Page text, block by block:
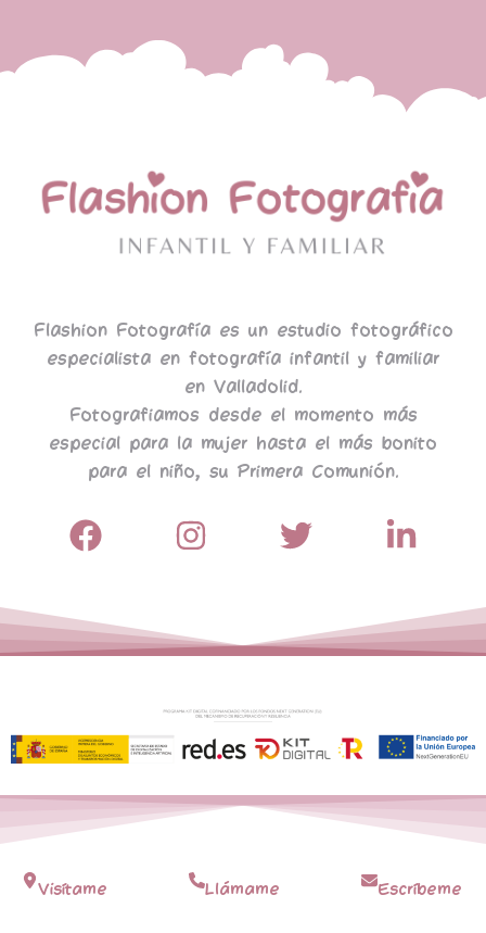
Flashion Fotografía es un estudio fotográfico
especialista en fotografía infantil y familiar
en Valladolid.
Fotografiamos desde el momento más
especial para la mujer hasta el más bonito
para el niño, su Primera Comunión.
Visítame Llámame Escríbeme